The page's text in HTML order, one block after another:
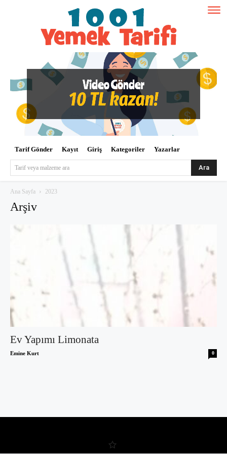
Tarif Gönder Kayıt Giriş Kategoriler Yazarlar
Tarif veya malzeme ara Ara
Ana Sayfa 2023
Arşiv
Ev Yapımı Limonata
Emine Kurt 0